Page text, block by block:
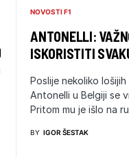
NOVOSTI F1
ANTONELLI:
ISKORISTITI
Poslije nekoliko lošijih
Antonelli u Belgiji se
Pritom mu je išlo na
BY IGOR ŠESTAK